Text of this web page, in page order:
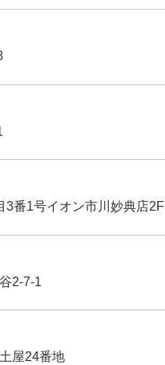
番1号イオン市川妙典店2F
2-7-1
屋24番地